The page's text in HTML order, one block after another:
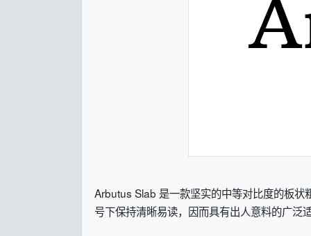
Arbutus Slab 是一款坚实的中等对比度的板
号下保持清晰易读，因而具有出人意料的广泛